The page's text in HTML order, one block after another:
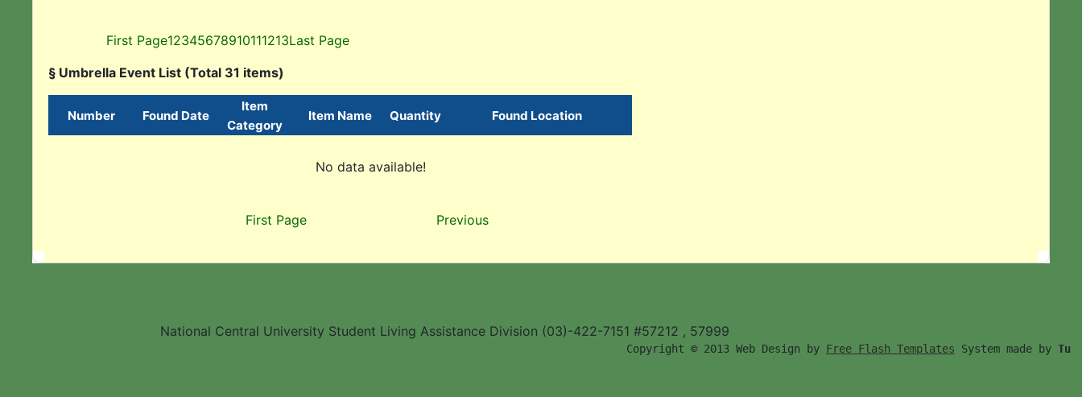
First Page12345678910111213Last Page
§ Umbrella Event List (Total 31 items)
Number Found Date
Item
Category
Item Name Quantity Found Location
No data available!
First Page Previous
National Central University Student Living Assistance Division (03)-422-7151 #57212 , 57999
        Copyright © 2013 Web Design by
Free Flash Templates System made by Tu